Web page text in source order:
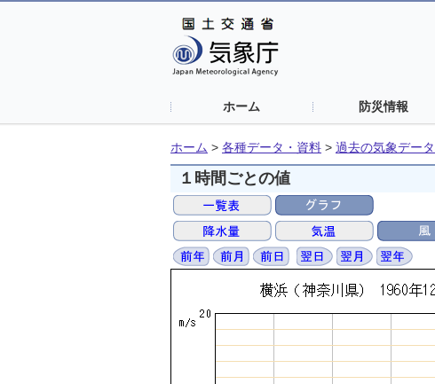
ホーム 防災情報
ホーム > 各種データ・資料 > 過去の気象デー
１時間ごとの値